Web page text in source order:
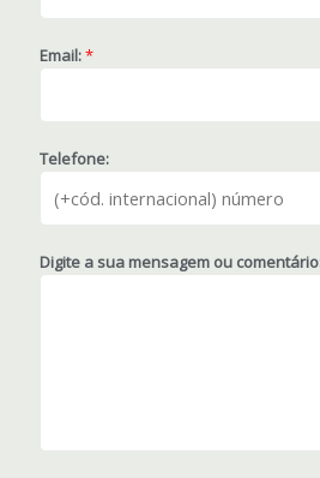
Email:*
Telefone:
Digite a sua mensagem ou